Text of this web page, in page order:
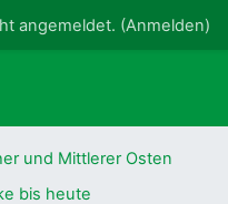
angemeldet. (Anmelden)
und Mittlerer Osten
bis heute